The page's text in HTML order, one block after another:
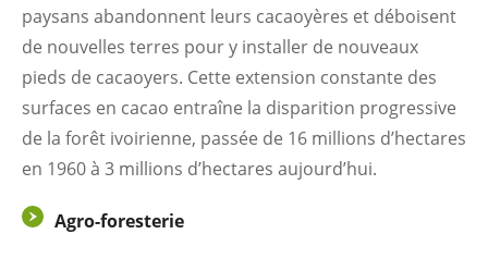
paysans abandonnent leurs cacaoyères et déboisent
de nouvelles terres pour y installer de nouveaux
pieds de cacaoyers. Cette extension constante des
surfaces en cacao entraîne la disparition progressive
de la forêt ivoirienne, passée de 16 millions d’hectares
en 1960 à 3 millions d’hectares aujourd’hui.
Agro-foresterie